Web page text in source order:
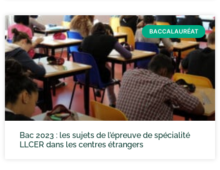
BACCALAURÉAT
Bac 2023 : les sujets de l’épreuve de spécialité
LLCER dans les centres étrangers